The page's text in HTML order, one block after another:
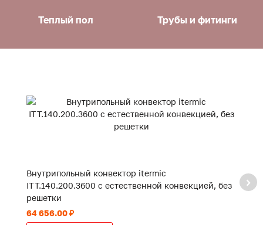
Теплый пол Трубы и фитинги
Внутрипольный конвектор itermic
ITT.140.200.3600 с естественной конвекцией, без
решетки
64 656.00 ₽